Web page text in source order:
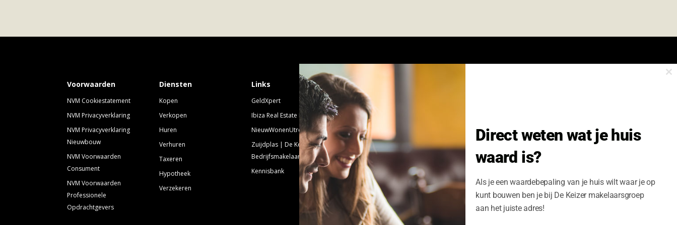
Voorwaarden
NVM Cookiestatement
NVM Privacyverklaring
NVM Privacyverklaring
Nieuwbouw
NVM Voorwaarden
Consument
NVM Voorwaarden
Professionele
Opdrachtgevers
Diensten
Kopen
Verkopen
Huren
Verhuren
Taxeren
Hypotheek
Verzekeren
Links
GeldXpert
Ibiza Real Estate BDK
NieuwWonenUtrecht
Zuijdplas | De Keizer
Bedrijfsmakelaars
Kennisbank
Schrijf je in voor onze nieuwsbrief.
Nieuwsbrief Nieuwbouw
Emailadres: Volledige Naam:
Schrijf me nu in
Volg ons!
Direct weten wat je huis
waard is?
Als je een waardebepaling van je huis wilt waar je op
kunt bouwen ben je bij De Keizer makelaarsgroep
aan het juiste adres!